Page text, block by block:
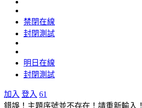
禁閉在線
封閉測試
明日在線
封閉測試
加入 登入 61
錯誤！主題序號並不存在！請重新輸入！